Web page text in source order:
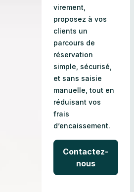
virement,
proposez à vos
clients un
parcours de
réservation
simple, sécurisé,
et sans saisie
manuelle, tout en
réduisant vos
frais
d’encaissement.
Contactez-
nous